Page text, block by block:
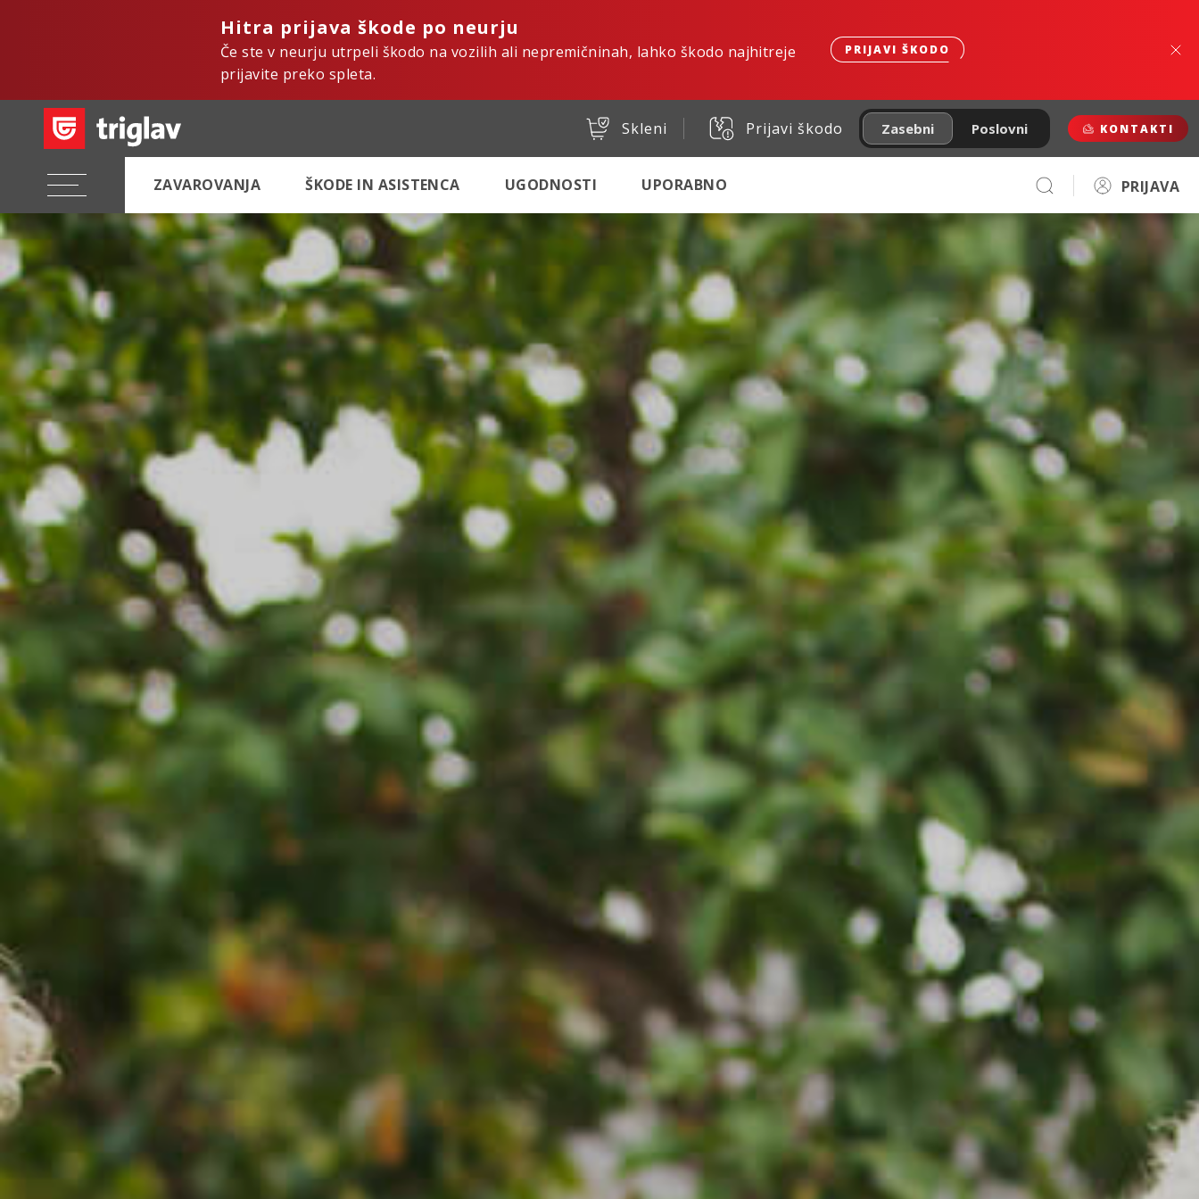
Hitra prijava škode po neurju
Če ste v neurju utrpeli škodo na vozilih ali nepremičninah, lahko škodo najhitreje
prijavite preko spleta.
PRIJAVI ŠKODO
Skleni Prijavi škodo Zasebni Poslovni KONTAKTI
ZAVAROVANJA ŠKODE IN ASISTENCA UGODNOSTI UPORABNO PRIJAVA